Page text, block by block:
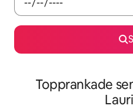
Topprankade